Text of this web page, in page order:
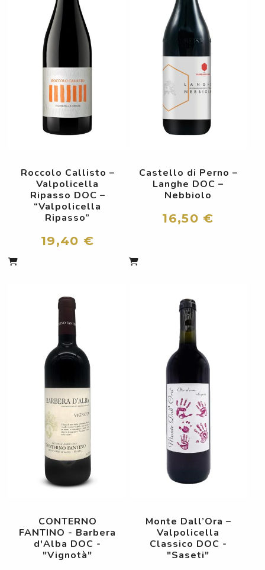
Roccolo Callisto –
Valpolicella
Ripasso DOC –
“Valpolicella
Ripasso”
19,40 €
Castello di Perno –
Langhe DOC –
Nebbiolo
16,50 €
CONTERNO
FANTINO - Barbera
d'Alba DOC -
"Vignotà"
Monte Dall’Ora –
Valpolicella
Classico DOC -
"Saseti"